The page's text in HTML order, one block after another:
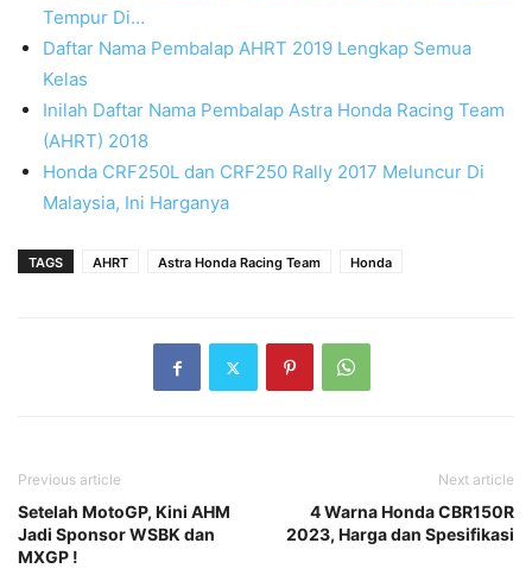
Tempur Di…
Daftar Nama Pembalap AHRT 2019 Lengkap Semua
Kelas
Inilah Daftar Nama Pembalap Astra Honda Racing Team
(AHRT) 2018
Honda CRF250L dan CRF250 Rally 2017 Meluncur Di
Malaysia, Ini Harganya
TAGS AHRT Astra Honda Racing Team Honda
Previous article
Setelah MotoGP, Kini AHM
Jadi Sponsor WSBK dan
MXGP !
Next article
4 Warna Honda CBR150R
2023, Harga dan Spesifikasi